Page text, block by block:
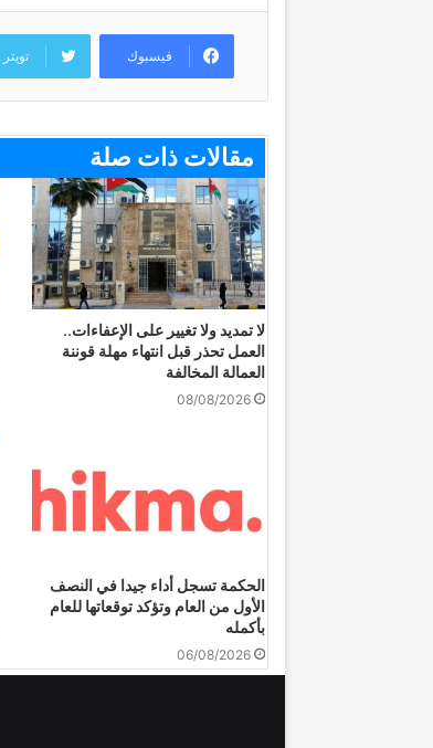
فيسبوك تويتر
مقالات ذات صلة
لا تمديد ولا تغيير على الإعفاءات..
العمل تحذر قبل انتهاء مهلة قوننة
العمالة المخالفة
08/08/2026
الحكمة تسجل أداء جيدا في النصف
الأول من العام وتؤكد توقعاتها للعام
بأكمله
06/08/2026